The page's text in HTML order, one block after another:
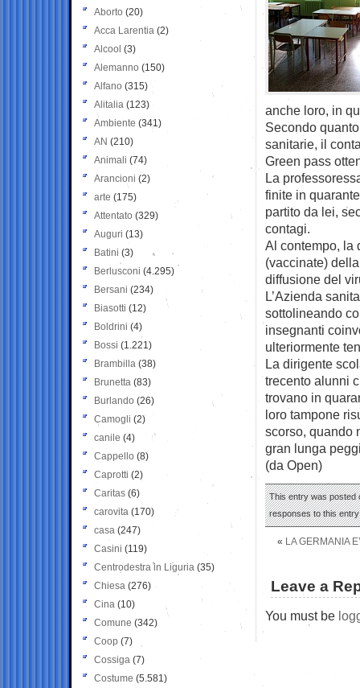
anche loro, in
Secondo
sanitarie, il
Green pass
La
finite in
partito da lei,
contagi.
Al contempo, la
(vaccinate)
diffusione del
L’Azienda
sottolineando
insegnanti
ulteriormente
La dirigente
trecento alunni
trovano in
loro tampone
scorso, quando
gran lunga
(da Open)
This entry was posted
responses to this
« LA GERMANIA
Leave a
You must be
Aborto (20)
Acca Larentia (2)
Alcool (3)
Alemanno (150)
Alfano (315)
Alitalia (123)
Ambiente (341)
AN (210)
Animali (74)
Arancioni (2)
arte (175)
Attentato (329)
Auguri (13)
Batini (3)
Berlusconi (4.295)
Bersani (234)
Biasotti (12)
Boldrini (4)
Bossi (1.221)
Brambilla (38)
Brunetta (83)
Burlando (26)
Camogli (2)
canile (4)
Cappello (8)
Caprotti (2)
Caritas (6)
carovita (170)
casa (247)
Casini (119)
Centrodestra in Liguria (35)
Chiesa (276)
Cina (10)
Comune (342)
Coop (7)
Cossiga (7)
Costume (5.581)